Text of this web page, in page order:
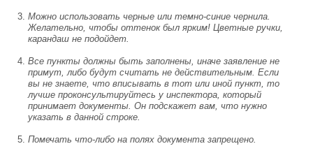
Можно использовать черные или темно-синие чернила.
Желательно, чтобы оттенок был ярким! Цветные ручки,
карандаш не подойдет.
Все пункты должны быть заполнены, иначе заявление не
примут, либо будут считать не действительным. Если
вы не знаете, что вписывать в тот или иной пункт, то
лучше проконсультируйтесь у инспектора, который
принимает документы. Он подскажет вам, что нужно
указать в данной строке.
Помечать что-либо на полях документа запрещено.